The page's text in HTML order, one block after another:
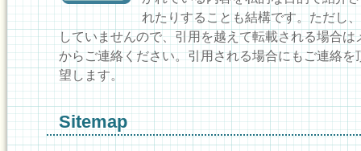
れたりすることも結構です。ただし
していませんので、引用を越えて転載される場合は
からご連絡ください。引用される場合にもご連絡を
望します。
Sitemap